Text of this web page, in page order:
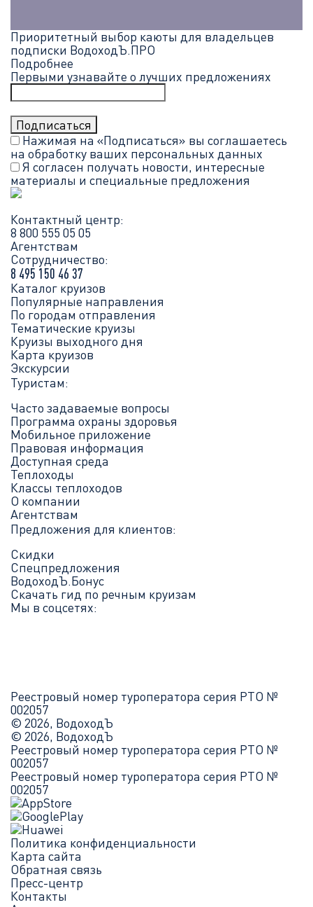
Приоритетный выбор каюты для владельцев
подписки ВодоходЪ.ПРО
Подробнее
Первыми узнавайте о лучших предложениях
Нажимая на «Подписаться» вы соглашаетесь
на обработку ваших персональных данных
Я согласен получать новости, интересные
материалы и специальные предложения
Контактный центр:
8 800 555 05 05
Агентствам
Сотрудничество:
8 495 150 46 37
Каталог круизов
Популярные направления
По городам отправления
Тематические круизы
Круизы выходного дня
Карта круизов
Экскурсии
Туристам:
Часто задаваемые вопросы
Программа охраны здоровья
Мобильное приложение
Правовая информация
Доступная среда
Теплоходы
Классы теплоходов
О компании
Агентствам
Предложения для клиентов:
Скидки
Спецпредложения
ВодоходЪ.Бонус
Скачать гид по речным круизам
Мы в соцсетях:
Реестровый номер туроператора серия РТО №
002057
© 2026, ВодоходЪ
© 2026, ВодоходЪ
Реестровый номер туроператора серия РТО №
002057
Реестровый номер туроператора серия РТО №
002057
Политика конфиденциальности
Карта сайта
Обратная связь
Пресс-центр
Контакты